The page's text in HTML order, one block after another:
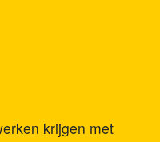
krijgen met